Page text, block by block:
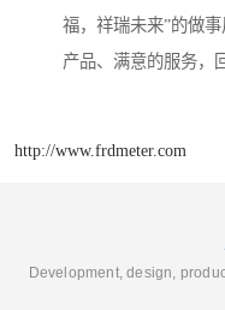
福，祥瑞未来”的做
产品、满意的服务，
http://www.frdmeter.com
Development, design,